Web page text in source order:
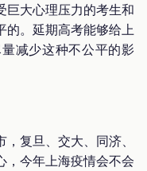
巨大心理压力的考生和
的。延期高考能够给上
减少这种不公平的影
复旦、交大、同济、
，今年上海疫情会不会